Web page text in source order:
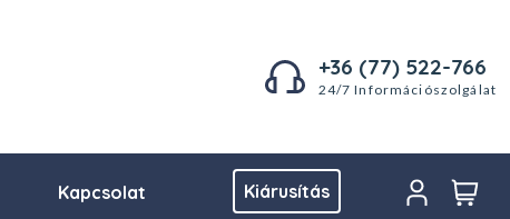
+36 (77) 522-766
24/7 Információszolgálat
Kapcsolat Kiárusítás